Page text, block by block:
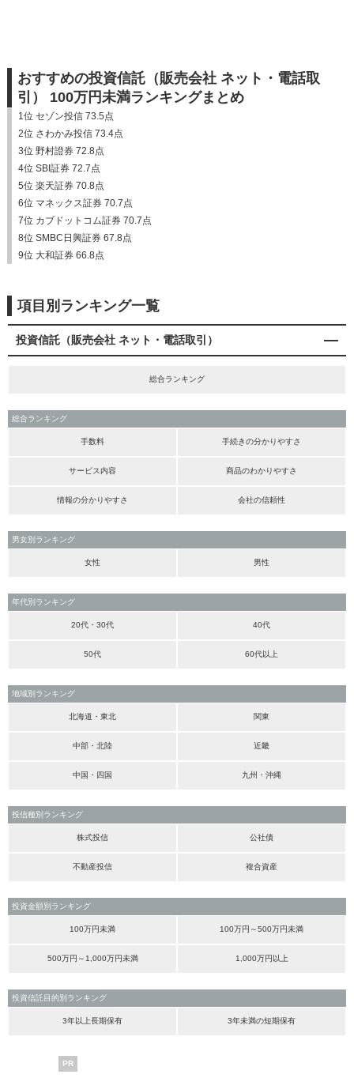
おすすめの投資信託（販売会社 ネット・電話取
引） 100万円未満ランキングまとめ
1位 セゾン投信 73.5点
2位 さわかみ投信 73.4点
3位 野村證券 72.8点
4位 SBI証券 72.7点
5位 楽天証券 70.8点
6位 マネックス証券 70.7点
7位 カブドットコム証券 70.7点
8位 SMBC日興証券 67.8点
9位 大和証券 66.8点
項目別ランキング一覧
投資信託（販売会社 ネット・電話取引）
総合ランキング
総合ランキング
手数料 手続きの分かりやすさ
サービス内容 商品のわかりやすさ
情報の分かりやすさ 会社の信頼性
男女別ランキング
女性 男性
年代別ランキング
20代・30代 40代
50代 60代以上
地域別ランキング
北海道・東北 関東
中部・北陸 近畿
中国・四国 九州・沖縄
投信種別ランキング
株式投信 公社債
不動産投信 複合資産
投資金額別ランキング
100万円未満 100万円～500万円未満
500万円～1,000万円未満 1,000万円以上
投資信託目的別ランキング
3年以上長期保有 3年未満の短期保有
PR